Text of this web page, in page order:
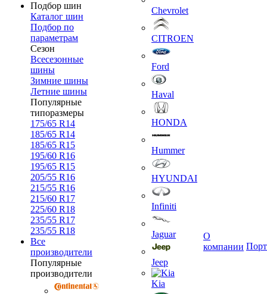
Подбор шин
Каталог шин
Подбор по
параметрам
Сезон
Всесезонные
шины
Зимние шины
Летние шины
Популярные
типоразмеры
175/65 R14
185/65 R14
185/65 R15
195/60 R16
195/65 R15
205/55 R16
215/55 R16
215/60 R17
225/60 R18
235/55 R17
235/55 R18
Все
производители
Популярные
производители
Chevrolet
CITROEN
Ford
Haval
HONDA
Hummer
HYUNDAI
Infiniti
Jaguar
Jeep
Kia
О
компании